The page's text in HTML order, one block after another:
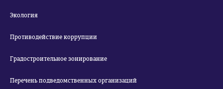
Экология
Противодействие коррупции
Градостроительное зонирование
Перечень подведомственных организаций